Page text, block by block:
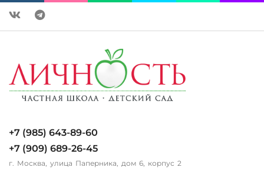
+7 (985) 643-89-60
+7 (909) 689-26-45
г. Москва, улица Паперника, дом 6, корпус 2